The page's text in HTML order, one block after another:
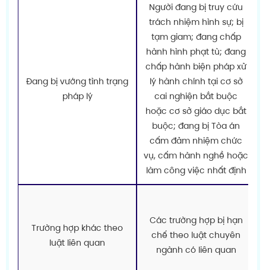
Đang bị vướng tình trạng
pháp lý
Người đang bị truy cứu
trách nhiệm hình sự; bị
tạm giam; đang chấp
hành hình phạt tù; đang
chấp hành biện pháp xử
lý hành chính tại cơ sở
cai nghiện bắt buộc
hoặc cơ sở giáo dục bắt
buộc; đang bị Tòa án
cấm đảm nhiệm chức
vụ, cấm hành nghề hoặc
làm công việc nhất định
Trường hợp khác theo
luật liên quan
Các trường hợp bị hạn
chế theo luật chuyên
ngành có liên quan